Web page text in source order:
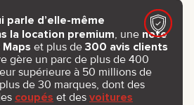
parle d’elle-même
la location premium, une note
et plus de 300 avis clients
gère un parc de plus de 400
supérieure à 50 millions de
de 30 marques, dont des
coupés et des voitures